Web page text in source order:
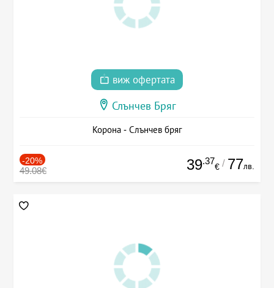
виж офертата
Слънчев Бряг
Корона - Слънчев бряг
-20%
49.08€ 39.37
€ / 77лв.